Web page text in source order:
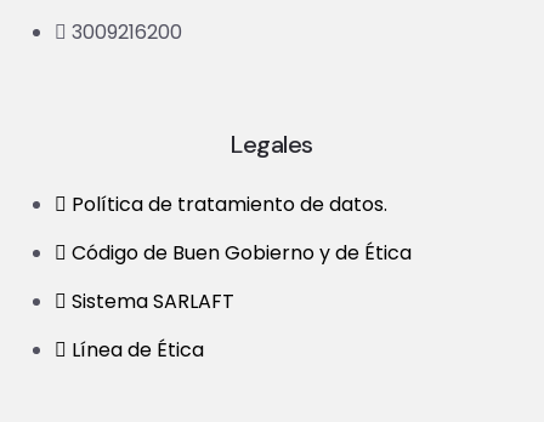
3009216200
Legales
Política de tratamiento de datos.
Código de Buen Gobierno y de Ética
Sistema SARLAFT
Línea de Ética